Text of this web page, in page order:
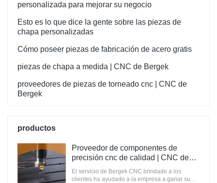
personalizada para mejorar su negocio
Esto es lo que dice la gente sobre las piezas de
chapa personalizadas
Cómo poseer piezas de fabricación de acero gratis
piezas de chapa a medida | CNC de Bergek
proveedores de piezas de torneado cnc | CNC de
Bergek
productos
Proveedor de componentes de
precisión cnc de calidad | CNC de
Bergek
El servicio de Bergek CNC brindado a los
clientes ha ayudado a la empresa a ganar su